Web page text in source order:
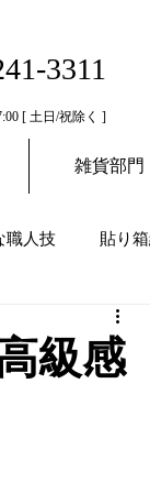
3311
[ 土日/祝除く ]
雑貨部門
職人技 貼り
級感